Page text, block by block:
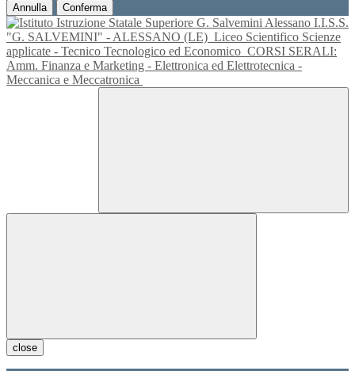
Annulla Conferma
I.I.S.S.
"G. SALVEMINI" - ALESSANO (LE) Liceo Scientifico Scienze
applicate - Tecnico Tecnologico ed Economico CORSI SERALI:
Amm. Finanza e Marketing - Elettronica ed Elettrotecnica -
Meccanica e Meccatronica
close